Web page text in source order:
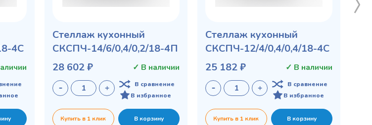
4С
Стеллаж кухонный
СКСПЧ-14/6/0,4/0,2/18-4П
28 602 ₽
✓ В наличии
В сравнение
В избранное
Купить в 1 клик В корзину
Стеллаж кухонный
СКСПЧ-12/4/0,4/0,4/18-4С
25 182 ₽
✓ В наличии
В сравнение
В избранное
Купить в 1 клик В корзину